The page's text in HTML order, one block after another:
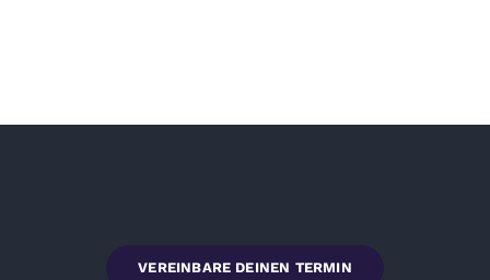
VEREINBARE DEINEN TERMIN